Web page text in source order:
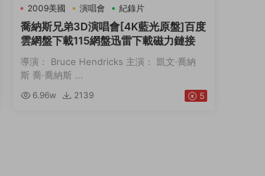
2009美國
演唱會 紀錄片
喬納斯兄弟3D演唱會[4K藍光原盤]百度
雲網盤下載115網盤迅雷下載磁力鏈接
導演： Bruce Hendricks 主演： 凱文·喬納
斯 喬·喬納斯 ...
6.96w 2139 5